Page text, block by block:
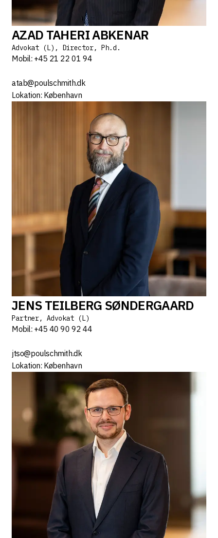
AZAD TAHERI ABKENAR
Advokat (L), Director, Ph.d.
Mobil: +45 21 22 01 94
atab@poulschmith.dk
Lokation: København
JENS TEILBERG SØNDERGAARD
Partner, Advokat (L)
Mobil: +45 40 90 92 44
jtso@poulschmith.dk
Lokation: København